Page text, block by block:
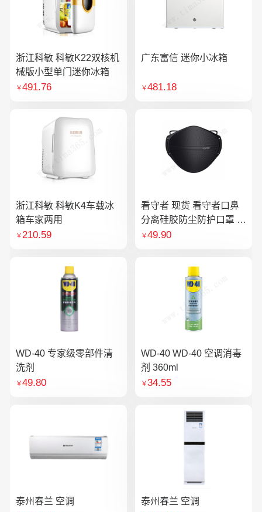
浙江科敏 科敏K22双核机
械版小型单门迷你冰箱
￥491.76
广东富信 迷你小冰箱
￥481.18
浙江科敏 科敏K4车载冰
箱车家两用
￥210.59
看守者 现货 看守者口鼻
分离硅胶防尘防护口罩 1
个口罩含10片滤芯
￥49.90
WD-40 专家级零部件清
洗剂
￥49.80
WD-40 WD-40 空调消毒
剂 360ml
￥34.55
泰州春兰 空调 泰州春兰 空调